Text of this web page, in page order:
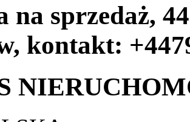
na sprzedaż,
kontakt: